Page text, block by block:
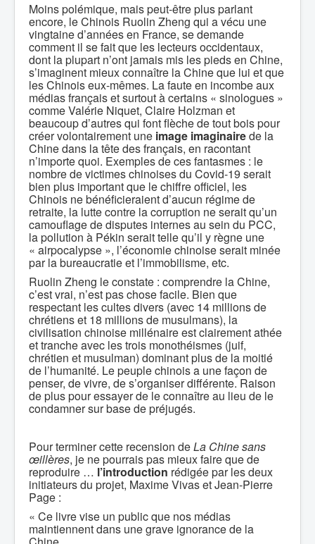
Moins polémique, mais peut-être plus parlant
encore, le Chinois Ruolin Zheng qui a vécu une
vingtaine d’années en France, se demande
comment il se fait que les lecteurs occidentaux,
dont la plupart n’ont jamais mis les pieds en Chine,
s’imaginent mieux connaître la Chine que lui et que
les Chinois eux-mêmes. La faute en incombe aux
médias français et surtout à certains « sinologues »
comme Valérie Niquet, Claire Holzman et
beaucoup d’autres qui font flèche de tout bois pour
créer volontairement une image imaginairede la
Chine dans la tête des français, en racontant
n’importe quoi. Exemples de ces fantasmes : le
nombre de victimes chinoises du Covid-19 serait
bien plus important que le chiffre officiel, les
Chinois ne bénéficieraient d’aucun régime de
retraite, la lutte contre la corruption ne serait qu’un
camouflage de disputes internes au sein du PCC,
la pollution à Pékin serait telle qu’il y règne une
« airpocalypse », l’économie chinoise serait minée
par la bureaucratie et l’immobilisme, etc.
Ruolin Zheng le constate : comprendre la Chine,
c’est vrai, n’est pas chose facile. Bien que
respectant les cultes divers (avec 14 millions de
chrétiens et 18 millions de musulmans), la
civilisation chinoise millénaire est clairement athée
et tranche avec les trois monothéismes (juif,
chrétien et musulman) dominant plus de la moitié
de l’humanité. Le peuple chinois a une façon de
penser, de vivre, de s’organiser différente. Raison
de plus pour essayer de le connaître au lieu de le
condamner sur base de préjugés.
Pour terminer cette recension deLa Chine sans
œillères, je ne pourrais pas mieux faire que de
reproduire … l’introduction rédigée par les deux
initiateurs du projet, Maxime Vivas et Jean-Pierre
Page :
« Ce livre vise un public que nos médias
maintiennent dans une grave ignorance de la